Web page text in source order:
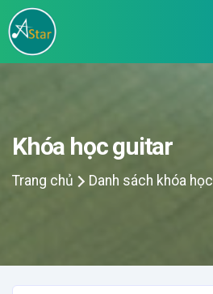
Khóa học guitar
Trang chủ Danh sách khóa học